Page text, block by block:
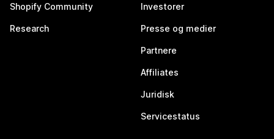
Shopify Community
Research
Investorer
Presse og medier
Partnere
Affiliates
Juridisk
Servicestatus